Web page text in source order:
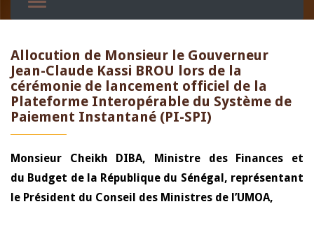
Allocution de Monsieur le Gouverneur
Jean-Claude Kassi BROU lors de la
cérémonie de lancement officiel de la
Plateforme Interopérable du Système de
Paiement Instantané (PI-SPI)
Monsieur Cheikh DIBA, Ministre des Finances et
du Budget de la République du Sénégal, représentant
le Président du Conseil des Ministres de l’UMOA,